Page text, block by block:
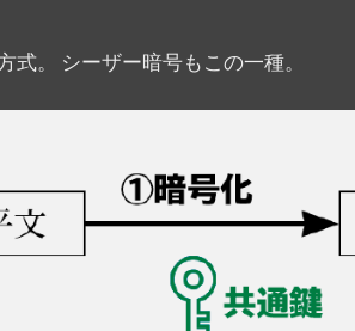
。 シーザー暗号もこの一種。